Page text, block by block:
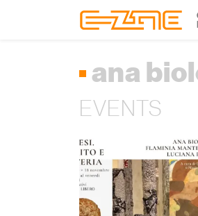
ana
EVENTS